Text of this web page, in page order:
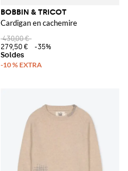
BOBBIN & TRICOT
Cardigan en cachemire
430,00 €
279,50 €
-35%